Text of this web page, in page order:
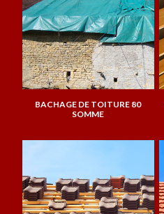
BACHAGE DE TOITURE 80
SOMME